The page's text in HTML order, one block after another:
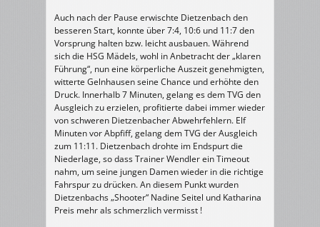
Auch nach der Pause erwischte Dietzenbach den
besseren Start, konnte über 7:4, 10:6 und 11:7 den
Vorsprung halten bzw. leicht ausbauen. Während
sich die HSG Mädels, wohl in Anbetracht der „klaren
Führung“, nun eine körperliche Auszeit genehmigten,
witterte Gelnhausen seine Chance und erhöhte den
Druck. Innerhalb 7 Minuten, gelang es dem TVG den
Ausgleich zu erzielen, profitierte dabei immer wieder
von schweren Dietzenbacher Abwehrfehlern. Elf
Minuten vor Abpfiff, gelang dem TVG der Ausgleich
zum 11:11. Dietzenbach drohte im Endspurt die
Niederlage, so dass Trainer Wendler ein Timeout
nahm, um seine jungen Damen wieder in die richtige
Fahrspur zu drücken. An diesem Punkt wurden
Dietzenbachs „Shooter“ Nadine Seitel und Katharina
Preis mehr als schmerzlich vermisst !